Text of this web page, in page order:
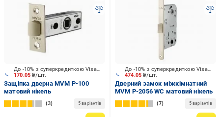
170.05₴/шт.
До -10% з суперкредиткою Visa Вигода
Защіпка дверна MVM P-100
матовий нікель
3 5 варіантів
474.05₴/шт.
До -10% з суперкредиткою Visa Вигода
Дверний замок міжкімнатний
MVM P-2056 WC матовий нікель
7 5 варіантів